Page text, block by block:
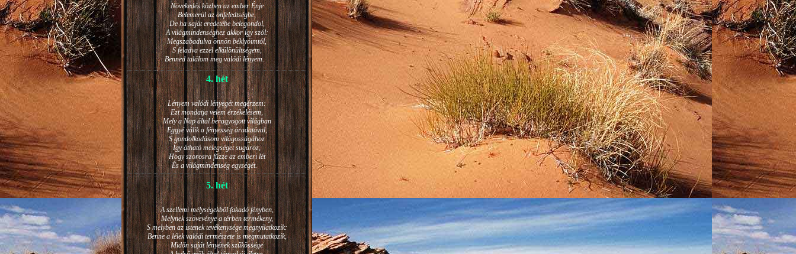
Növekedés közben az ember Énje
Belemerül az önfeledtségbe,
De ha saját eredetébe belegondol,
A világmindenséghez akkor így szól:
Megszabadulva önnön béklyóimtól,
S feladva ezzel elkülönültségem,
Benned találom meg valódi lényem.
4. hét
Lényem valódi lényegét megérzem:
Ezt mondatja velem érzékelésem,
Mely a Nap által beragyogott világban
Eggyé válik a fényesség áradatával,
S gondolkodásom világosságához
Így átható melegséget sugároz,
Hogy szorosra fűzze az emberi lét
És a világmindenség egységét.
5. hét
A szellemi mélységekből fakadó fényben,
Melynek szövevénye a térben termékeny,
S melyben az istenek tevékenysége megnyilatkozik:
Benne a lélek valódi természete is megmutatkozik,
Midőn saját lényének szűkössége